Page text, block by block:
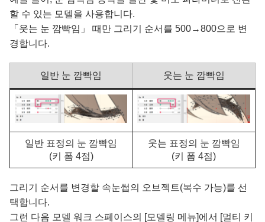
할 수 있는 모델을 사용합니다.
「웃는 눈 깜빡임」 때만 그리기 순서를 500→800으로 변
경합니다.
일반 눈 깜빡임 웃는 눈 깜빡임
일반 표정의 눈 깜빡임
(키 폼 4점)
웃는 표정의 눈 깜빡임
(키 폼 4점)
그리기 순서를 변경할 속눈썹의 오브젝트(복수 가능)를 선
택합니다.
그런 다음 모델 워크 스페이스의 [모델링 메뉴]에서 [멀티 키